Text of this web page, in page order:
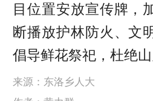
目位置安放宣传牌，
断播放护林防火、文
倡导鲜花祭祀，杜绝山
来源：东洛乡人大